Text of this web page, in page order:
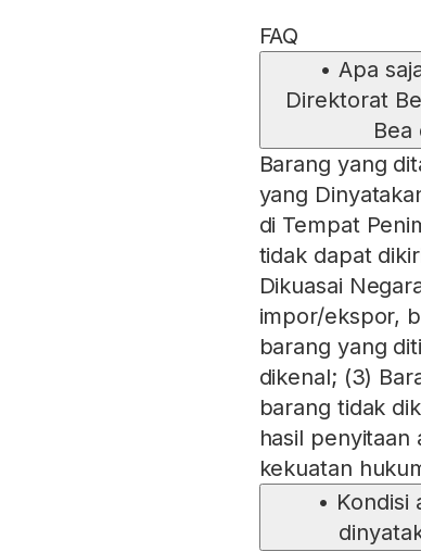
FAQ
• Apa
Direktorat
Bea
Barang yang
yang
di Tempat
tidak dapat
Dikuasai
impor/ekspor,
barang yang
dikenal; (3)
barang tidak
hasil
kekuatan
• Kondisi